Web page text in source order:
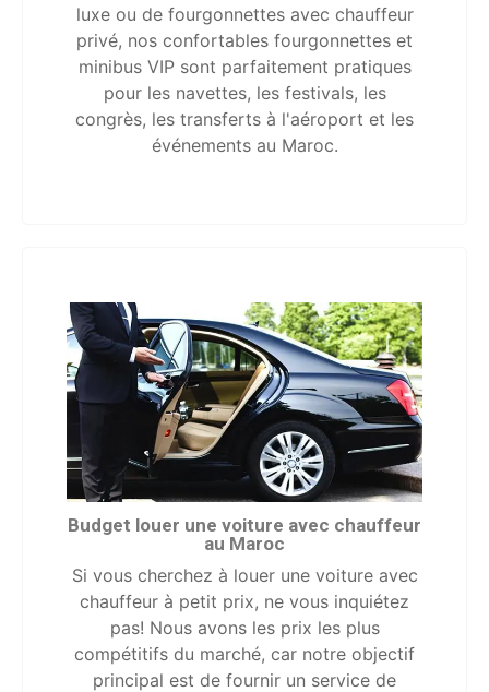
luxe ou de fourgonnettes avec chauffeur
privé, nos confortables fourgonnettes et
minibus VIP sont parfaitement pratiques
pour les navettes, les festivals, les
congrès, les transferts à l'aéroport et les
événements au Maroc.
Budget louer une voiture avec chauffeur
au Maroc
Si vous cherchez à louer une voiture avec
chauffeur à petit prix, ne vous inquiétez
pas! Nous avons les prix les plus
compétitifs du marché, car notre objectif
principal est de fournir un service de